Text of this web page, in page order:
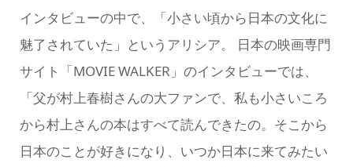
インタビューの中で、「小さい頃から日本の文化に
魅了されていた」というアリシア。 日本の映画専門
サイト「MOVIE WALKER」のインタビューでは、
「父が村上春樹さんの大ファンで、私も小さいころ
から村上さんの本はすべて読んできたの。そこから
日本のことが好きになり、いつか日本に来てみたい